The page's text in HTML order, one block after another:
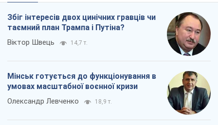
Збіг інтересів двох цинічних гравців чи
таємний план Трампа і Путіна?
Віктор Швець 14,7 т.
Мінськ готується до функціонування в
умовах масштабної воєнної кризи
Олександр Левченко 18,9 т.